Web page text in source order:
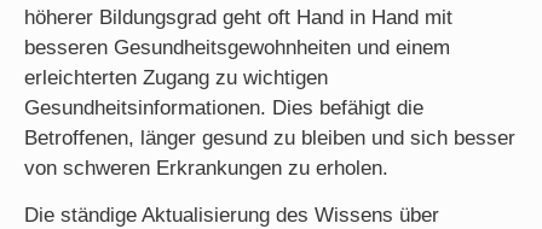
höherer Bildungsgrad geht oft Hand in Hand mit
besseren Gesundheitsgewohnheiten und einem
erleichterten Zugang zu wichtigen
Gesundheitsinformationen. Dies befähigt die
Betroffenen, länger gesund zu bleiben und sich besser
von schweren Erkrankungen zu erholen.
Die ständige Aktualisierung des Wissens über